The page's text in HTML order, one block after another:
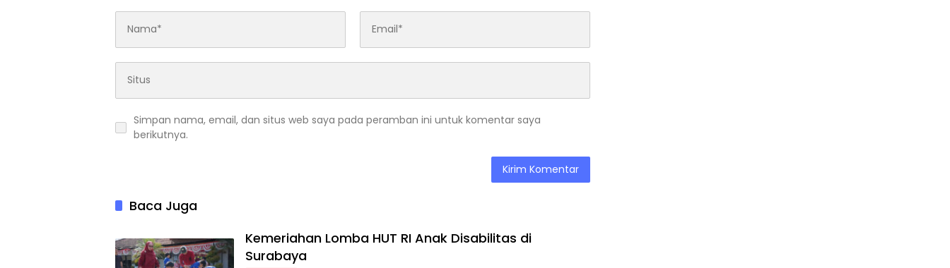
Simpan nama, email, dan situs web saya pada peramban ini untuk komentar saya
berikutnya.
Baca Juga
Kemeriahan Lomba HUT RI Anak Disabilitas di
Surabaya